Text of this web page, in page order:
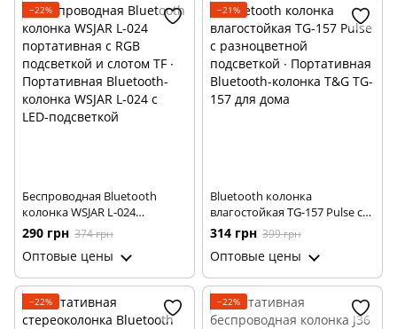
−22%
Беспроводная Bluetooth
колонка WSJAR L-024
портативная с RGB
подсветкой и слотом TF ∙
Портативная Bluetooth-
колонка WSJAR L-024 с LED-
подсветкой
290 грн 374 грн
Оптовые цены
−21%
Вluetooth колонка
влагостойкая TG-157 Pulse с
разноцветной подсветкой ∙
Портативная Bluetooth-
колонка T&G TG-157 для дома
314 грн 399 грн
Оптовые цены
−22% −22%